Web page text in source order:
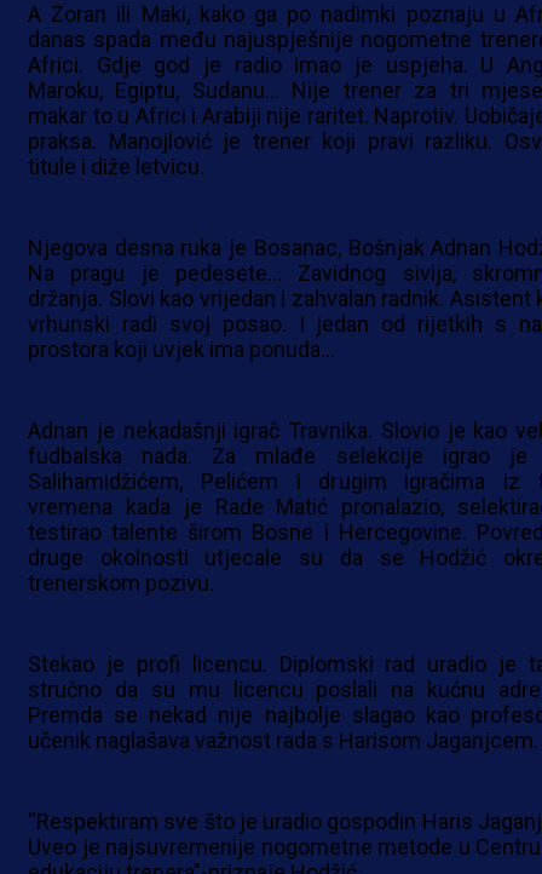
A Zoran ili Maki, kako ga po nadimki poznaju u
danas spada među najuspješnije nogometne
Africi. Gdje god je radio imao je uspjeha. U
Maroku, Egiptu, Sudanu… Nije trener za tri
makar to u Africi i Arabiji nije raritet. Naprotiv.
praksa. Manojlović je trener koji pravi razliku.
titule i diže letvicu.
Njegova desna ruka je Bosanac, Bošnjak Adnan
Na pragu je pedesete… Zavidnog sivija,
držanja. Slovi kao vrijedan i zahvalan radnik. Asistent
vrhunski radi svoj posao. I jedan od rijetkih s
prostora koji uvjek ima ponuda…
Adnan je nekadašnji igrač Travnika. Slovio je kao
fudbalska nada. Za mlađe selekcije igrao je
Salihamidžićem, Pelićem i drugim igračima iz
vremena kada je Rade Matić pronalazio,
testirao talente širom Bosne i Hercegovine.
druge okolnosti utjecale su da se Hodžić
trenerskom pozivu.
Stekao je profi licencu. Diplomski rad uradio je
stručno da su mu licencu poslali na kućnu
Premda se nekad nije najbolje slagao kao
učenik naglašava važnost rada s Harisom Jaganjcem.
“Respektiram sve što je uradio gospodin Haris
Uveo je najsuvremenije nogometne metode u